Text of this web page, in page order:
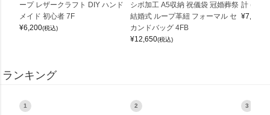
ープ レザークラフト DIY ハンド
メイド 初心者 7F
¥6,200(税込)
シボ加工 A5収納 祝儀袋 冠婚葬祭
結婚式 ループ革紐 フォーマル セ
カンドバッグ 4FB
¥12,650(税込)
計
¥7,150
ランキング
1 2 3